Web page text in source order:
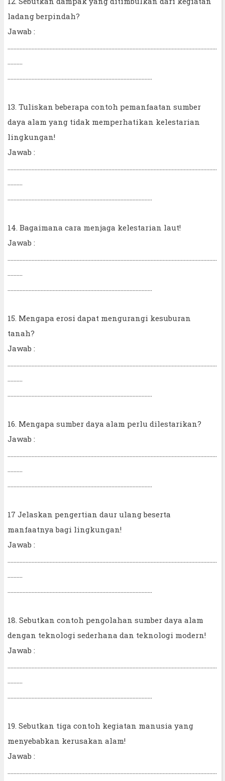
ladang berpindah?
Jawab :
13. Tuliskan beberapa contoh pemanfaatan sumber
daya alam yang tidak memperhatikan kelestarian
lingkungan!
Jawab :
14. Bagaimana cara menjaga kelestarian laut!
Jawab :
15. Mengapa erosi dapat mengurangi kesuburan
tanah?
Jawab :
16. Mengapa sumber daya alam perlu dilestarikan?
Jawab :
17 Jelaskan pengertian daur ulang beserta
manfaatnya bagi lingkungan!
Jawab :
18. Sebutkan contoh pengolahan sumber daya alam
dengan teknologi sederhana dan teknologi modern!
Jawab :
19. Sebutkan tiga contoh kegiatan manusia yang
menyebabkan kerusakan alam!
Jawab :